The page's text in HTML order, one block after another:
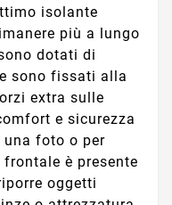
isolante
più a lungo
dotati di
sono fissati alla
extra sulle
e sicurezza
una foto o per
è presente
oggetti